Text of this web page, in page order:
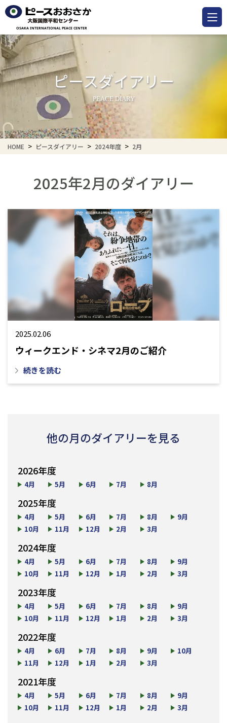
ピースダイアリー
PEACE DIARY
HOME ピースダイアリー 2024年度 2月
2025年2月のダイアリー
2025.02.06
ウィークエンド・シネマ2月のご紹介
続きを読む
他の月のダイアリーを見る
2026年度
4月 5月 6月 7月 8月
2025年度
4月 5月 6月 7月 8月
9月
10月
11月 12月 2月 3月
2024年度
4月 5月 6月 7月 8月
9月
10月
11月 12月 1月 2月 3月
2023年度
4月 5月 6月 7月 8月
9月
10月
11月 12月 1月 2月 3月
2022年度
4月 6月 7月 8月 9月
10月
11月
12月 1月 2月 3月
2021年度
4月 5月 6月 7月 8月
9月
10月
11月 12月 1月 2月 3月